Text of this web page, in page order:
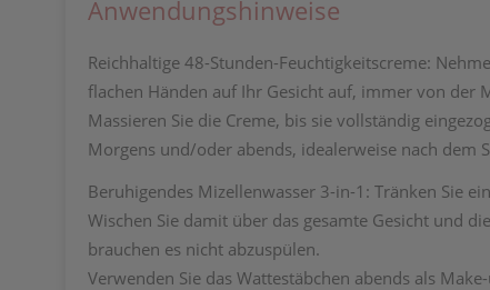
Anwendungshinweise
Reichhaltige 48-Stunden-Feuchtigkeitscreme:
flachen Händen auf Ihr Gesicht auf, immer von der
Massieren Sie die Creme, bis sie vollständig
Morgens und/oder abends, idealerweise nach dem
Beruhigendes Mizellenwasser 3-in-1: Tränken Sie
Wischen Sie damit über das gesamte Gesicht und
brauchen es nicht abzuspülen.
Verwenden Sie das Wattestäbchen abends als